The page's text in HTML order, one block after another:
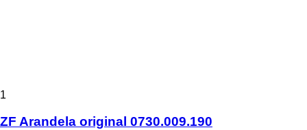
1
ZF Arandela original 0730.009.190